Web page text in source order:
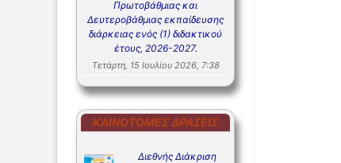
Πρωτοβάθμιας και
Δευτεροβάθμιας εκπαίδευσης
διάρκειας ενός (1) διδακτικού
έτους, 2026-2027.
Τετάρτη, 15 Ιουλίου 2026, 7:38
ΚΑΙΝΟΤΌΜΕΣ ΔΡΆΣΕΙΣ
Διεθνής Διάκριση